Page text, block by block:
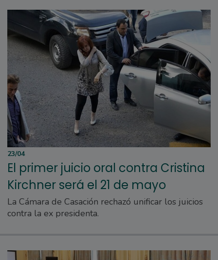
23/04
El primer juicio oral contra Cristina
Kirchner será el 21 de mayo
La Cámara de Casación rechazó unificar los juicios
contra la ex presidenta.